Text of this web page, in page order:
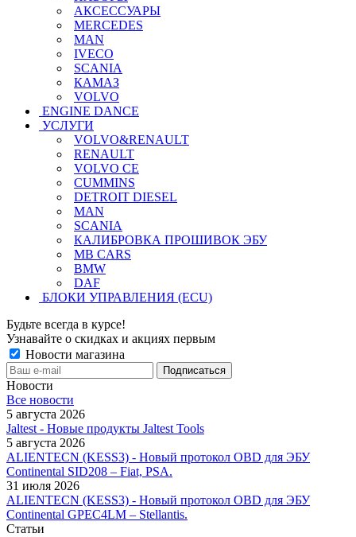
АКСЕССУАРЫ
MERCEDES
MAN
IVECO
SCANIA
КАМАЗ
VOLVO
ENGINE DANCE
УСЛУГИ
VOLVO&RENAULT
RENAULT
VOLVO CE
CUMMINS
DETROIT DIESEL
MAN
SCANIA
КАЛИБРОВКА ПРОШИВОК ЭБУ
MB CARS
BMW
DAF
БЛОКИ УПРАВЛЕНИЯ (ECU)
Будьте всегда в курсе!
Узнавайте о скидках и акциях первым
Новости магазина
Новости
Все новости
5 августа 2026
Jaltest - Новые продукты Jaltest Tools
5 августа 2026
ALIENTECN (KESS3) - Новый протокол OBD для ЭБУ
Continental SID208 – Fiat, PSA.
31 июля 2026
ALIENTECN (KESS3) - Новый протокол OBD для ЭБУ
Continental GPEC4LM – Stellantis.
Статьи